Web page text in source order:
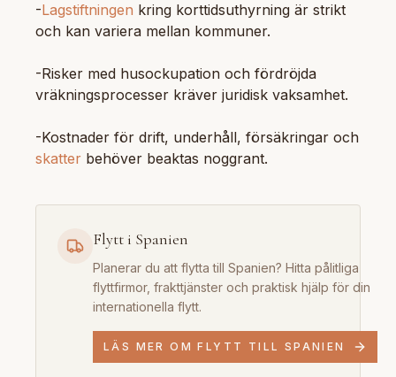
-Lagstiftningen kring korttidsuthyrning är strikt
och kan variera mellan kommuner.
-Risker med husockupation och fördröjda
vräkningsprocesser kräver juridisk vaksamhet.
-Kostnader för drift, underhåll, försäkringar och
skatter behöver beaktas noggrant.
Flytt i Spanien
Planerar du att flytta till Spanien? Hitta pålitliga
flyttfirmor, frakttjänster och praktisk hjälp för din
internationella flytt.
LÄS MER OM FLYTT TILL SPANIEN